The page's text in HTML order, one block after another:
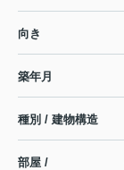
向き
築年月
種別 / 建物構造
部屋 /